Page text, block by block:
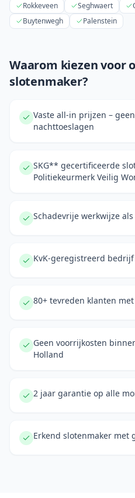
Rokkeveen Seghwaert
Buytenwegh
Palenstein
Waarom kiezen voor
slotenmaker?
Vaste all-in prijzen –
nachttoeslagen
SKG** gecertificeerde
Politiekeurmerk Veilig
Schadevrije werkwijze
KvK-geregistreerd bedrijf
80+ tevreden klanten
Geen voorrijkosten
Holland
2 jaar garantie op alle
Erkend slotenmaker met